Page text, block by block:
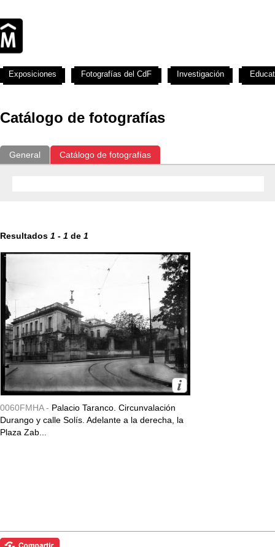
Catálogo de fotografías
General Catálogo de fotografías
Resultados 1 - 1 de 1
0060FMHA - Palacio Taranco. Circunvalación
Durango y calle Solís. Adelante a la derecha, la
Plaza Zab...
Exposiciones Fotografías del CdF Investigación